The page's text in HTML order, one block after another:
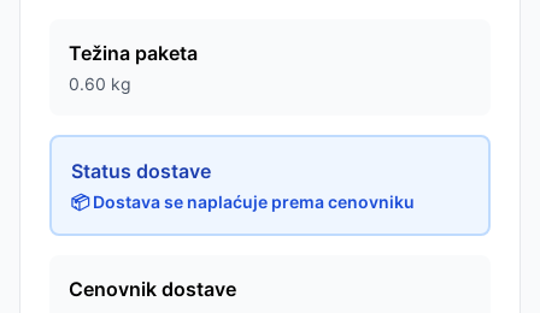
Težina paketa
0.60 kg
Status dostave
📦 Dostava se naplaćuje prema cenovniku
Cenovnik dostave